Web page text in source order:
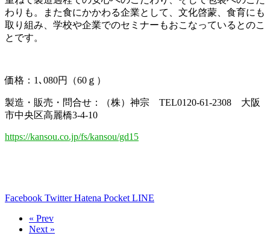
わりも。また食にかかわる企業として、文化啓蒙、食育にも
取り組み、学校や企業でのセミナーもおこなっているとのこ
とです。
価格：1､080円（60ｇ）
製造・販売・問合せ：（株）神宗 TEL0120-61-2308 大阪
市中央区高麗橋3-4-10
https://kansou.co.jp/fs/kansou/gd15
Facebook TwitterHatena Pocket LINE
« Prev
Next »